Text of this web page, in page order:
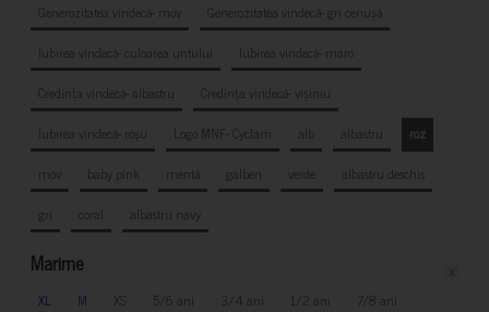
Generozitatea vindecă- mov
Generozitatea vindecă- gri cenușă
Iubirea vindecă- culoarea untului
Iubirea vindecă- maro
Credința vindecă- albastru
Credința vindecă- vișiniu
Iubirea vindecă- roșu
Logo MNF- Cyclam alb albastru
roz
mov
baby pink mentă galben verde
albastru deschis
gri
coral albastru navy
Marime
XL M XS 5/6 ani 3/4 ani 1/2 ani
7/8 ani